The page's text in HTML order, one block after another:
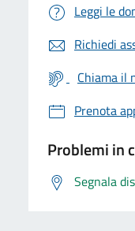
Leggi le
Richiedi
Chiama il
Prenota
Problemi in
Segnala